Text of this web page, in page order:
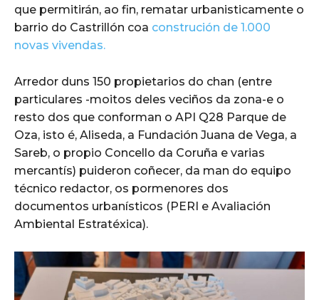
que permitirán, ao fin, rematar urbanisticamente o
barrio do Castrillón coa construción de 1.000
novas vivendas.
Arredor duns 150 propietarios do chan (entre
particulares -moitos deles veciños da zona-e o
resto dos que conforman o API Q28 Parque de
Oza, isto é, Aliseda, a Fundación Juana de Vega, a
Sareb, o propio Concello da Coruña e varias
mercantís) puideron coñecer, da man do equipo
técnico redactor, os pormenores dos
documentos urbanísticos (PERI e Avaliación
Ambiental Estratéxica).